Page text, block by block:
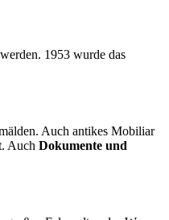
1953 wurde das
Auch antikes Mobiliar
Auch Dokumente und